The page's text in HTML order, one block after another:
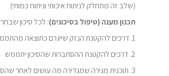
(שלב זה מתחלק לניתוח איכותי וניתוח כמותי)
תכנון מענה (טיפול בסיכונים): לכל סיכון
1. דרכים להקטנת הנזק שייגרם כתוצאה מהתממשות הסיכון (הקטנת החומרה)
2. דרכים להקטנת ההסתברות שהסיכון יתממש
3. תוכנית מגירה שמגדירה מה עושים לאחר שהסיכון יתממש